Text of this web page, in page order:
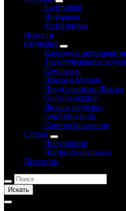
Биография
Интервью
Фотогалерея
Новости
Обучение
Календарь
Трёхступенчатое
Семинары
Школа в Москве
Представители Школы
Онлайн-лекции
Личное обучение
Сертификация
Самотестирование
Статьи
Популярные
Профессиональные
Прогнозы
Искать